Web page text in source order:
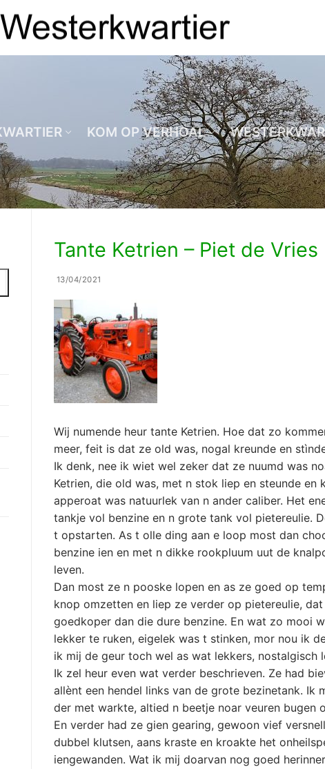
KOM OP VERHOAL
Tante Ketrien – Piet de Vries
13/04/2021
Wij numende heur tante Ketrien. Hoe dat zo
meer, feit is dat ze old was, nogal kreunde en
Ik denk, nee ik wiet wel zeker dat ze nuumd was
Ketrien, die old was, met n stok liep en steunde en
apperoat was natuurlek van n ander caliber. Het
tankje vol benzine en n grote tank vol pietereulie.
t opstarten. As t olle ding aan e loop most dan
benzine ien en met n dikke rookpluum uut de
leven.
Dan most ze n pooske lopen en as ze goed op
knop omzetten en liep ze verder op pietereulie,
goedkoper dan die dure benzine. En wat zo mooi
lekker te ruken, eigelek was t stinken, mor nou ik
ik mij de geur toch wel as wat lekkers, nostalgisch
Ik zel heur even wat verder beschrieven. Ze had
allènt een hendel links van de grote bezinetank. Ik
der met warkte, altied n beetje noar veuren bugen
En verder had ze gien gearing, gewoon vief
dubbel klutsen, aans kraste en kroakte het
iengewanden. Wat ik mij doarvan nog goed